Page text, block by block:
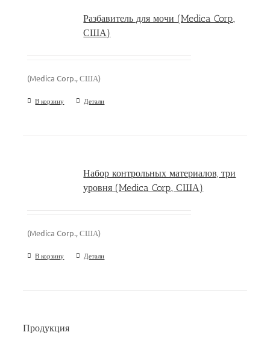
Разбавитель для мочи (Medica Corp.,
США)
(Medica Corp., США)
В корзину Детали
Набор контрольных материалов, три
уровня (Medica Corp., США)
(Medica Corp., США)
В корзину Детали
Продукция